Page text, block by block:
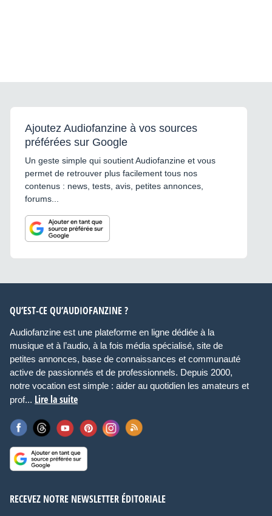
Ajoutez Audiofanzine à vos sources
préférées sur Google
Un geste simple qui soutient Audiofanzine et vous
permet de retrouver plus facilement tous nos
contenus : news, tests, avis, petites annonces,
forums...
QU’EST-CE QU’AUDIOFANZINE ?
Audiofanzine est une plateforme en ligne dédiée à la
musique et à l’audio, à la fois média spécialisé, site de
petites annonces, base de connaissances et communauté
active de passionnés et de professionnels. Depuis 2000,
notre vocation est simple : aider au quotidien les amateurs et
prof... Lire la suite
RECEVEZ NOTRE NEWSLETTER ÉDITORIALE